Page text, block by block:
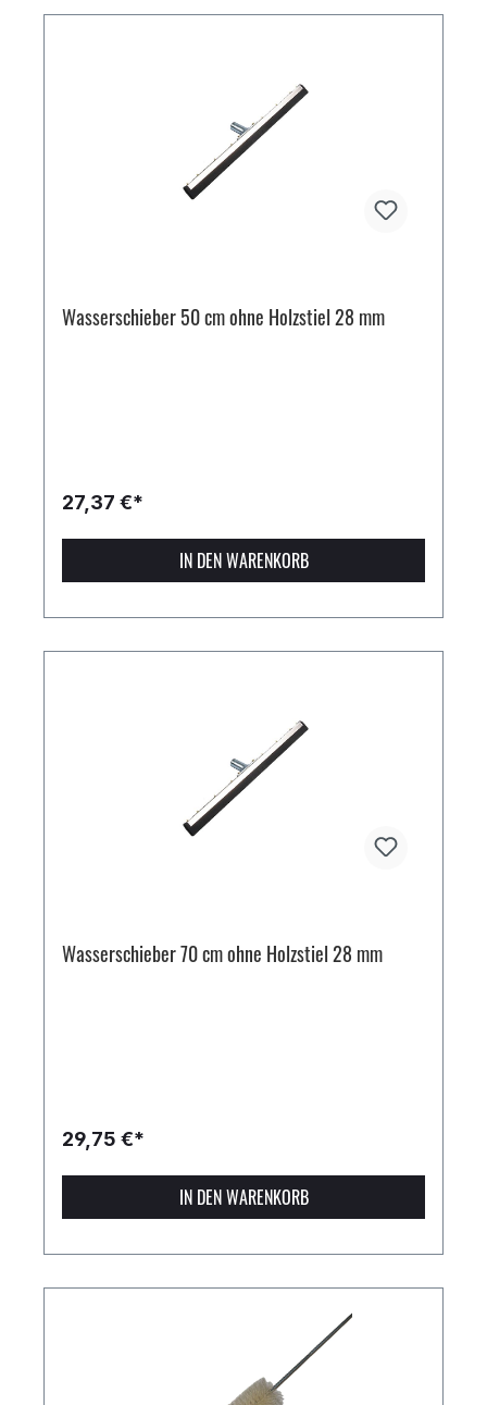
Wasserschieber 50 cm ohne Holzstiel 28 mm
27,37 €*
IN DEN WARENKORB
Wasserschieber 70 cm ohne Holzstiel 28 mm
29,75 €*
IN DEN WARENKORB